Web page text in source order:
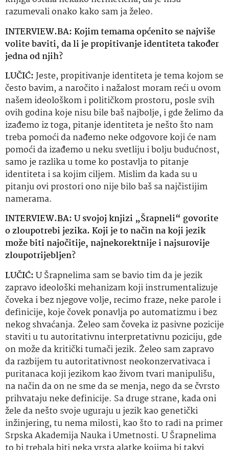
razumevali onako kako sam ja želeo.
INTERVIEW.BA: Kojim temama općenito se najviše
volite baviti, da li je propitivanje identiteta također
jedna od njih?
LUČIĆ:Jeste, propitivanje identiteta je tema kojom se
često bavim, a naročito i nažalost moram reći u ovom
našem ideološkom i političkom prostoru, posle svih
ovih godina koje nisu bile baš najbolje, i gde želimo da
izađemo iz toga, pitanje identiteta je nešto što nam
treba pomoći da nađemo neke odgovore koji će nam
pomoći da izađemo u neku svetliju i bolju budućnost,
samo je razlika u tome ko postavlja to pitanje
identiteta i sa kojim ciljem. Mislim da kada su u
pitanju ovi prostori ono nije bilo baš sa najčistijim
namerama.
INTERVIEW.BA: U svojoj knjizi „Šrapneli“ govorite
o zloupotrebi jezika. Koji je to način na koji jezik
može biti najočitije, najnekorektnije i najsurovije
zloupotrijebljen?
LUČIĆ:U Šrapnelima sam se bavio tim da je jezik
zapravo ideološki mehanizam koji instrumentalizuje
čoveka i bez njegove volje, recimo fraze, neke parole i
definicije, koje čovek ponavlja po automatizmu i bez
nekog shvaćanja. Želeo sam čoveka iz pasivne pozicije
staviti u tu autoritativnu interpretativnu poziciju, gde
on može da kritički tumači jezik. Želeo sam zapravo
da razbijem tu autoritativnost neokonzervativaca i
puritanaca koji jezikom kao živom tvari manipulišu,
na način da on ne sme da se menja, nego da se čvrsto
prihvataju neke definicije. Sa druge strane, kada oni
žele da nešto svoje uguraju u jezik kao genetički
inžinjering, tu nema milosti, kao što to radi na primer
Srpska Akademija Nauka i Umetnosti. U Šrapnelima